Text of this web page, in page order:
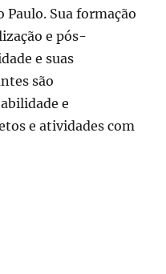
Paulo. Sua formação
e pós-
e suas
são
e
e atividades com